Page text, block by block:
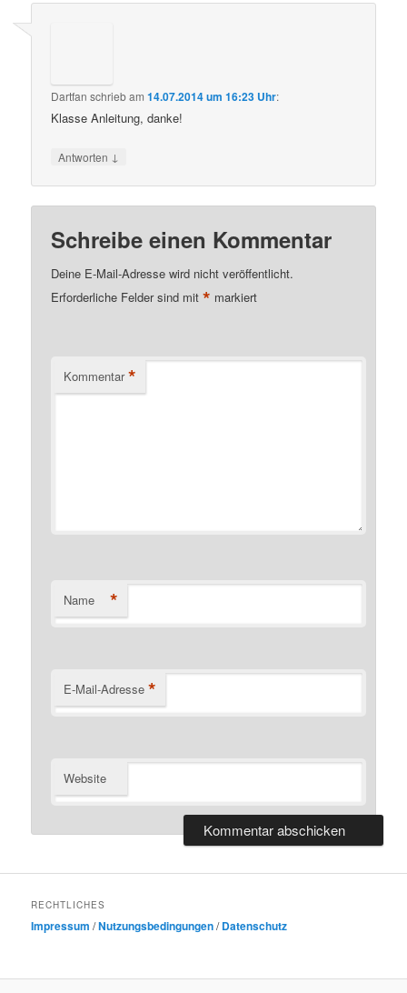
Dartfan schriebam14.07.2014 um 16:23 Uhr:
Klasse Anleitung, danke!
Antworten ↓
Schreibe einen Kommentar
Deine E-Mail-Adresse wird nicht veröffentlicht.
Erforderliche Felder sind mit* markiert
Kommentar *
Name *
E-Mail-Adresse *
Website
RECHTLICHES
Impressum /Nutzungsbedingungen/Datenschutz